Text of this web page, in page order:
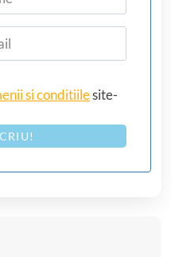
si conditiilesite-